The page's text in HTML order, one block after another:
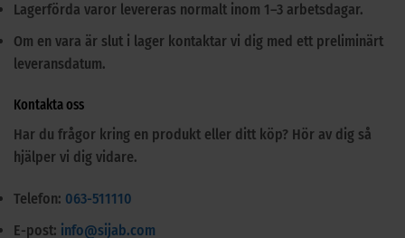
Lagerförda varor levereras normalt inom 1–3 arbetsdagar.
Om en vara är slut i lager kontaktar vi dig med ett preliminärt
leveransdatum.
Kontakta oss
Har du frågor kring en produkt eller ditt köp? Hör av dig så
hjälper vi dig vidare.
Telefon: 063-511110
E-post: info@sijab.com